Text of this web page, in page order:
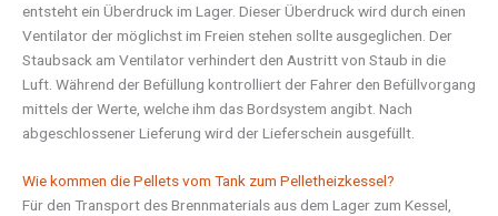
entsteht ein Überdruck im Lager. Dieser Überdruck wird durch einen
Ventilator der möglichst im Freien stehen sollte ausgeglichen. Der
Staubsack am Ventilator verhindert den Austritt von Staub in die
Luft. Während der Befüllung kontrolliert der Fahrer den Befüllvorgang
mittels der Werte, welche ihm das Bordsystem angibt. Nach
abgeschlossener Lieferung wird der Lieferschein ausgefüllt.
Wie kommen die Pellets vom Tank zum Pelletheizkessel?
Für den Transport des Brennmaterials aus dem Lager zum Kessel,